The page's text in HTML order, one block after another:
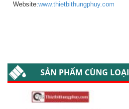
Website:www.thietbithungphuy.com
SẢN PHẨM CÙNG LOẠI